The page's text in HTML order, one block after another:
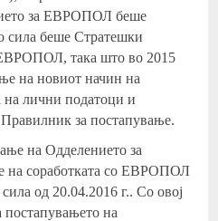
за ЕВРОПОЛ беше
сила беше Стратешки
ЕВРОПОЛ, така што во 2015
на новиот начин на
на лични податоци и
за постапување.
на Одделението за
соработката со ЕВРОПОЛ
од 20.04.2016 г.. Со овој
на